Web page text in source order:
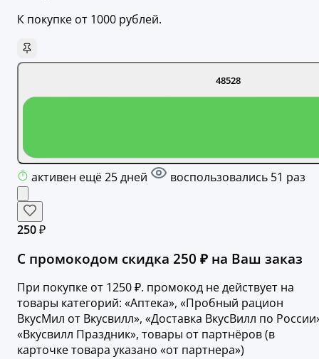
К покупке от 1000 рублей.
48528
активен ещё 25 дней воспользовались 51 раз
250 ₽
С промокодом скидка 250 ₽ на Ваш заказ
При покупке от 1250 ₽. промокод не действует на
товары категорий: «Аптека», «Пробный рацион
ВкусМил от Вкусвилл», «Доставка ВкусВилл по
«Вкусвилл Праздник», товары от партнёров (в
карточке товара указано «от партнера»)